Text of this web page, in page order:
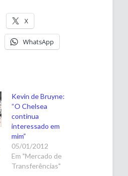
X
WhatsApp
Kevin de Bruyne:
“O Chelsea
continua
interessado em
mim”
05/01/2012
Em "Mercado de
Transferências"